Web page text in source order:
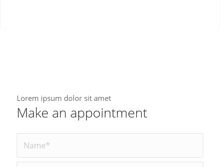
Lorem ipsum dolor sit amet
Make an appointment